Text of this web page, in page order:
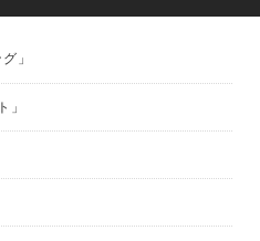
」
」